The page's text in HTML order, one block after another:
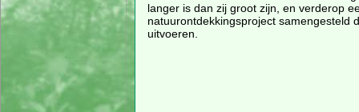
langer is dan zij groot zijn, en verderop
natuurontdekkingsproject samengesteld
uitvoeren.